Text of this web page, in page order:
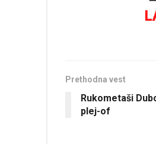
Prethodna vest
Rukometaši
plej-of